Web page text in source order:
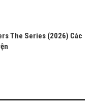
The Series (2026) Các